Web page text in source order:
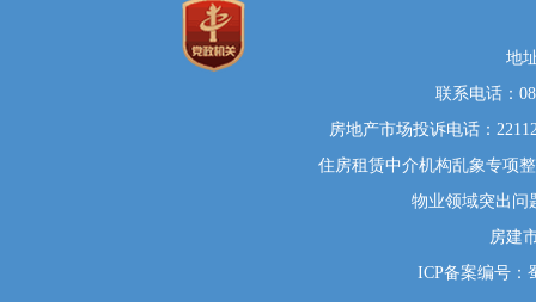
地
联系电话：
房地产市场投诉电话：
住房租赁中介机构乱象专项
物业领域突出问
房建
ICP备案编号：